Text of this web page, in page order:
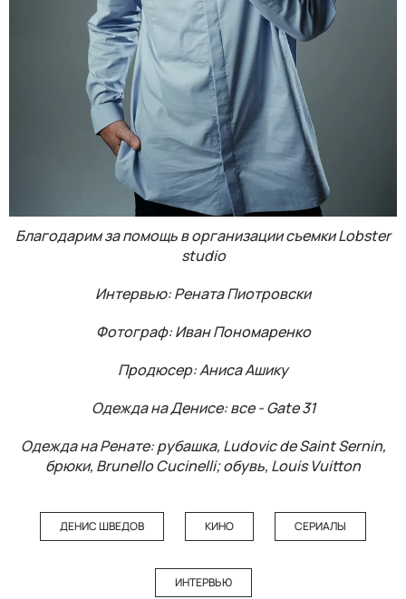
Благодарим за помощь в организации съемки Lobster
studio
Интервью: Рената Пиотровски
Фотограф: Иван Пономаренко
Продюсер: Аниса Ашику
Одежда на Денисе: все - Gate 31
Одежда на Ренате: рубашка, Ludovic de Saint Sernin,
брюки, Brunello Cucinelli; обувь, Louis Vuitton
ДЕНИС ШВЕДОВ КИНО СЕРИАЛЫ
ИНТЕРВЬЮ